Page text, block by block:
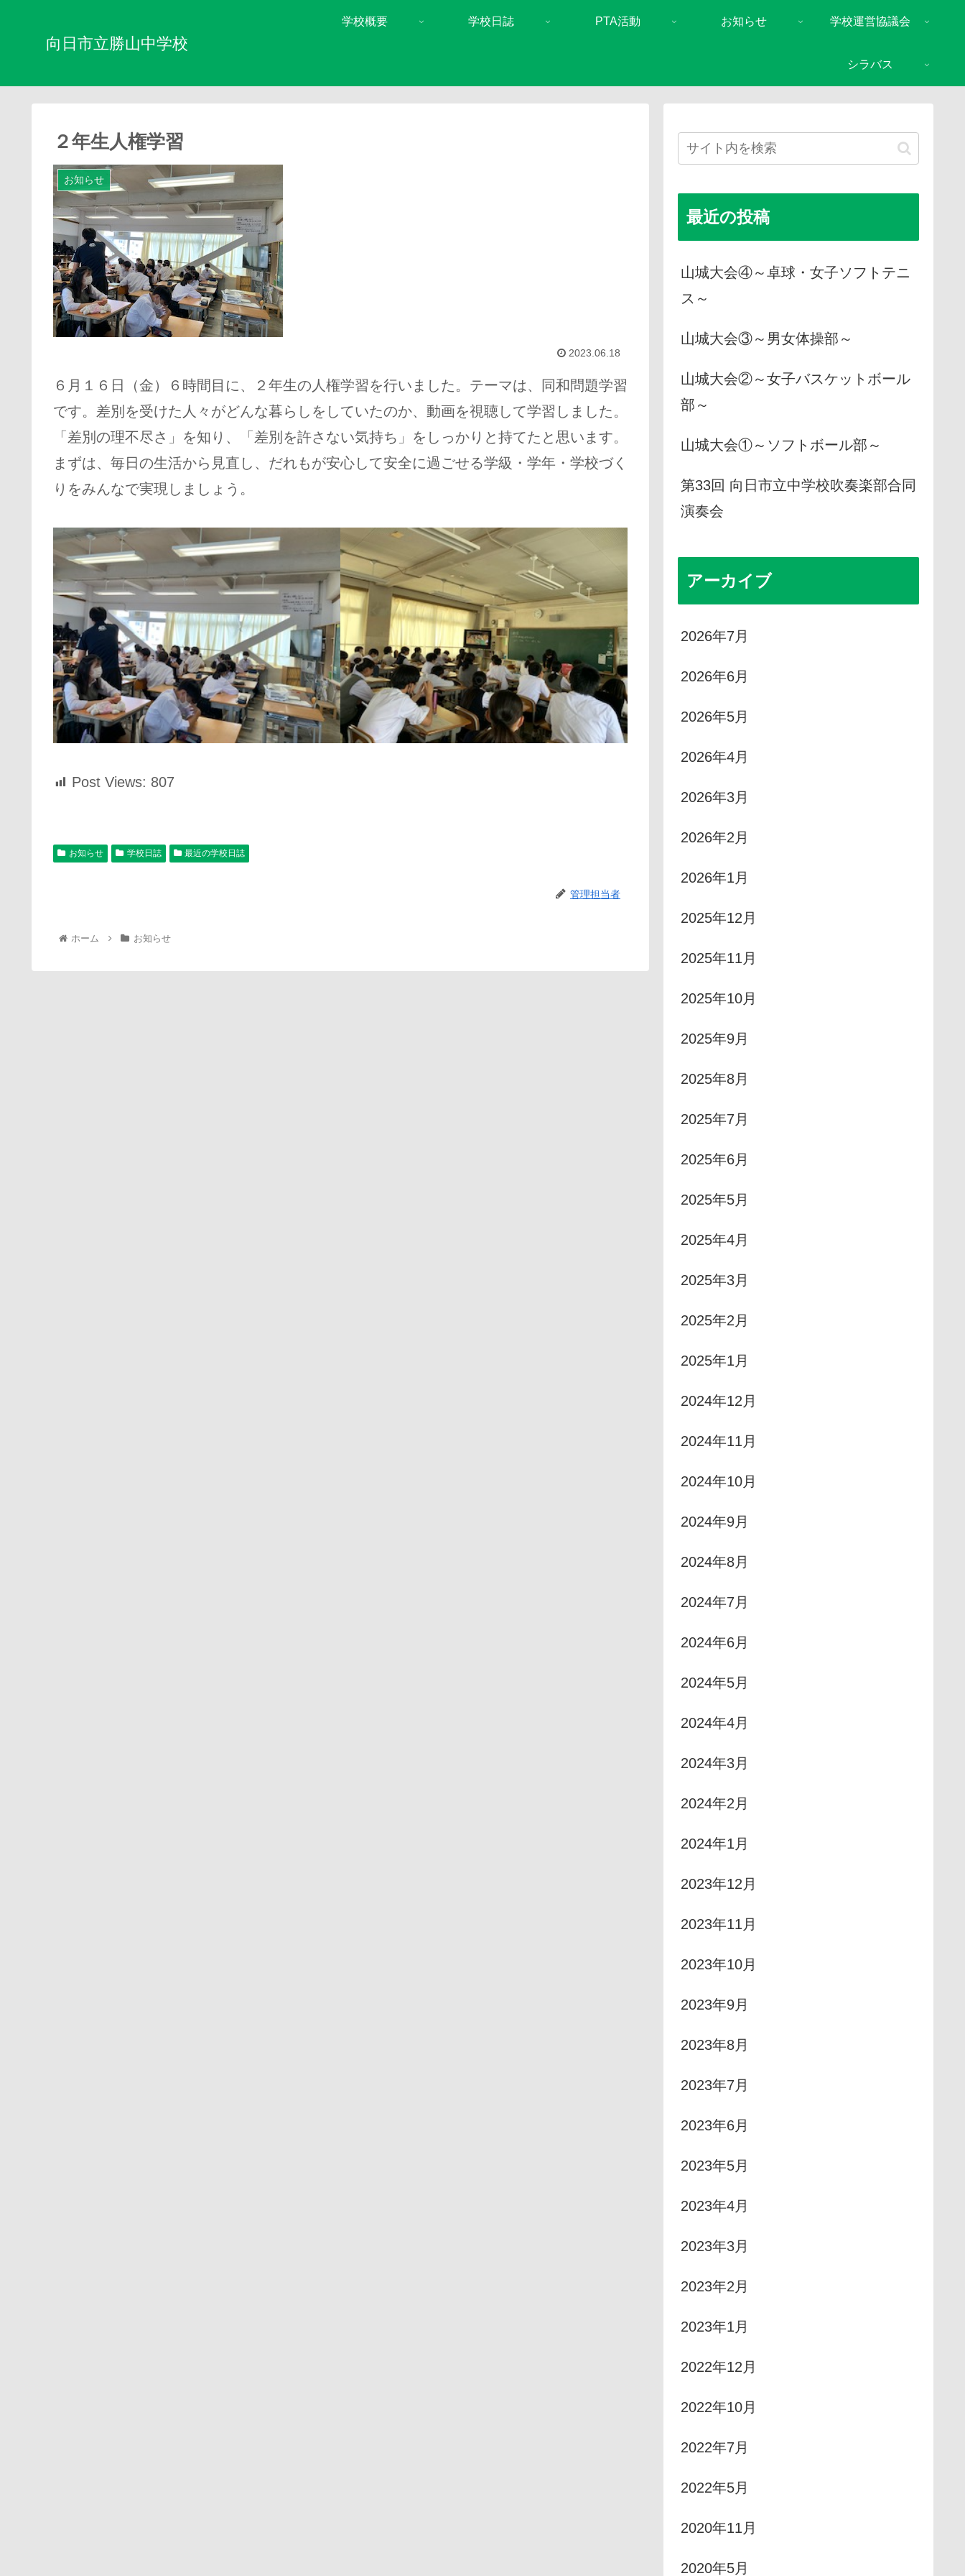
向日市立勝山中学校
学校概要 学校日誌 PTA活動 お知らせ 学校運営協議会
シラバス
２年生人権学習
お知らせ
2023.06.18
６月１６日（金）６時間目に、２年生の人権学習を行いました。テーマは、同和問題学習
です。差別を受けた人々がどんな暮らしをしていたのか、動画を視聴して学習しました。
「差別の理不尽さ」を知り、「差別を許さない気持ち」をしっかりと持てたと思います。
まずは、毎日の生活から見直し、だれもが安心して安全に過ごせる学級・学年・学校づく
りをみんなで実現しましょう。
Post Views: 807
お知らせ 学校日誌 最近の学校日誌
管理担当者
ホーム お知らせ
最近の投稿
山城大会④～卓球・女子ソフトテニ
ス～
山城大会③～男女体操部～
山城大会②～女子バスケットボール
部～
山城大会①～ソフトボール部～
第33回 向日市立中学校吹奏楽部合同
演奏会
アーカイブ
2026年7月
2026年6月
2026年5月
2026年4月
2026年3月
2026年2月
2026年1月
2025年12月
2025年11月
2025年10月
2025年9月
2025年8月
2025年7月
2025年6月
2025年5月
2025年4月
2025年3月
2025年2月
2025年1月
2024年12月
2024年11月
2024年10月
2024年9月
2024年8月
2024年7月
2024年6月
2024年5月
2024年4月
2024年3月
2024年2月
2024年1月
2023年12月
2023年11月
2023年10月
2023年9月
2023年8月
2023年7月
2023年6月
2023年5月
2023年4月
2023年3月
2023年2月
2023年1月
2022年12月
2022年10月
2022年7月
2022年5月
2020年11月
2020年5月